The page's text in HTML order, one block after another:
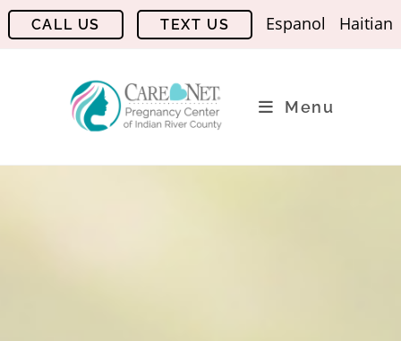
Espanol Haitian
Menu